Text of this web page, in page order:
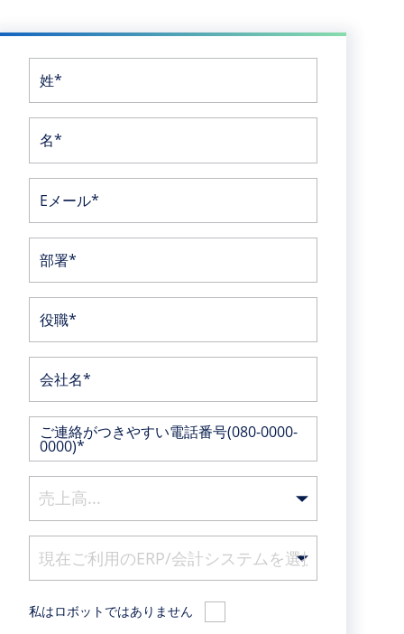
私はロボットではありません
姓*
名*
Eメール*
部署*
役職*
会社名*
ご連絡がつきやすい電話番号(080-0000-
0000)*